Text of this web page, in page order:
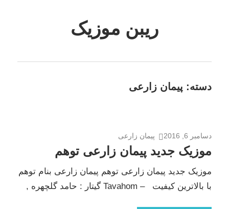
ریبن موزیک
mp3
دسته: پیمان زارعی
دسامبر 6, 2016 پیمان زارعی
موزیک جدید پیمان زارعی توهم
موزیک جدید پیمان زارعی توهم پیمان زارعی بنام توهم
با بالاترین کیفیت – Tavahom گیتار : حامد گلچهره ,